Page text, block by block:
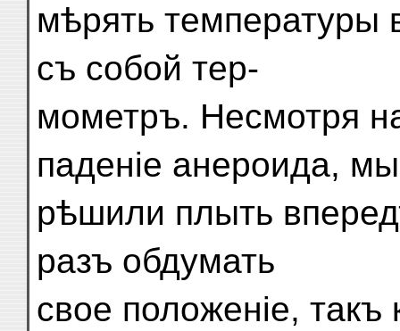
мѣрять температуры
съ собой тер-
мометръ. Несмотря
паденіе анероида, мы
рѣшили плыть
разъ обдумать
свое положеніе,